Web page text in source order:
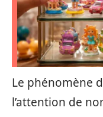
Le phénomène
l’attention de